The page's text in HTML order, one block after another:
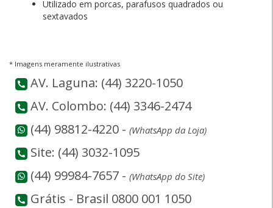
Utilizado em porcas, parafusos quadrados ou
sextavados
* Imagens meramente ilustrativas
AV. Laguna: (44) 3220-1050
AV. Colombo: (44) 3346-2474
(44) 98812-4220 - (WhatsApp da Loja)
Site: (44) 3032-1095
(44) 99984-7657 - (WhatsApp do Site)
Grátis - Brasil 0800 001 1050